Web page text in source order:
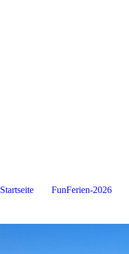
Startseite FunFerien-2026